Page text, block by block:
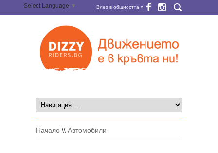
Select Language ▼ Влез в общността »
Начало \\ Автомобили